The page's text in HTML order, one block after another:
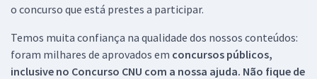
o concurso que está prestes a participar.
Temos muita confiança na qualidade dos nossos conteúdos:
foram milhares de aprovados em concursos públicos,
inclusive no Concurso CNU com a nossa ajuda. Não fique de